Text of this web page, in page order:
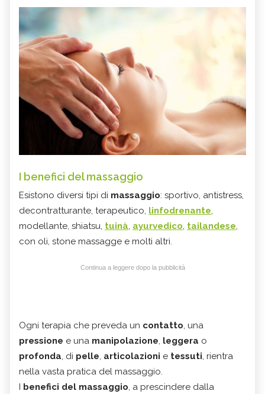
I benefici del massaggio
Esistono diversi tipi di massaggio: sportivo, antistress,
decontratturante, terapeutico, linfodrenante,
modellante, shiatsu, tuinà, ayurvedico, tailandese,
con oli, stone massagge e molti altri.
Continua a leggere dopo la pubblicità
Ogni terapia che preveda un contatto, una
pressione e una manipolazione, leggera o
profonda, di pelle, articolazioni e tessuti, rientra
nella vasta pratica del massaggio.
I benefici del massaggio, a prescindere dalla